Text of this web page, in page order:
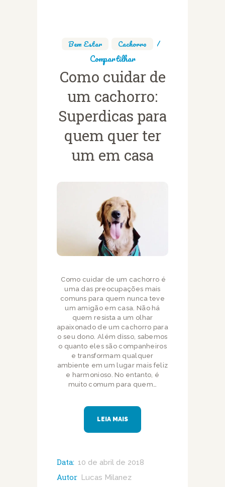
Bem Estar Cachorro
Compartilhar
Como cuidar de
um cachorro:
Superdicas para
quem quer ter
um em casa
Como cuidar de um cachorro é
uma das preocupações mais
comuns para quem nunca teve
um amigão em casa. Não há
quem resista a um olhar
apaixonado de um cachorro para
o seu dono. Além disso, sabemos
o quanto eles são companheiros
e transformam qualquer
ambiente em um lugar mais feliz
e harmonioso. No entanto, é
muito comum para quem…
LEIA MAIS
Data: 10 de abril de 2018
Autor Lucas Milanez